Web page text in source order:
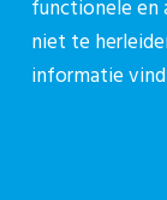
030-27 39 786
Blijf op de
functionele en
niet te
informatie